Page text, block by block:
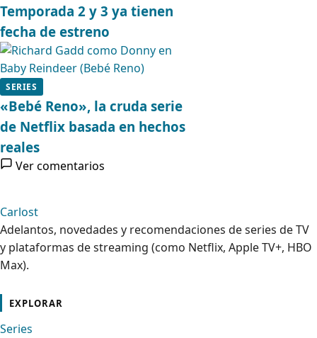
Temporada 2 y 3 ya tienen
fecha de estreno
SERIES
«Bebé Reno», la cruda serie
de Netflix basada en hechos
reales
Ver comentarios
Carlost
Adelantos, novedades y recomendaciones de series de TV
y plataformas de streaming (como Netflix, Apple TV+, HBO
Max).
EXPLORAR
Series